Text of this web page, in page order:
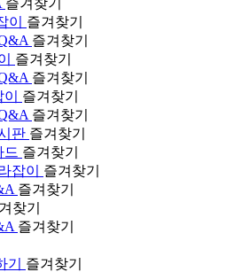
이
즐겨찾기
즐겨찾기
즐겨찾기
즐겨찾기
즐겨찾기
즐겨찾기
판 즐겨찾기
드 즐겨찾기
잡이
즐겨찾기
즐겨찾기
찾기
즐겨찾기
기
즐겨찾기